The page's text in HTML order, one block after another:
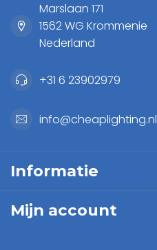
Marslaan 171
1562 WG Krommenie
Nederland
+31 6 23902979
info@cheaplighting.nl
Informatie
Mijn account